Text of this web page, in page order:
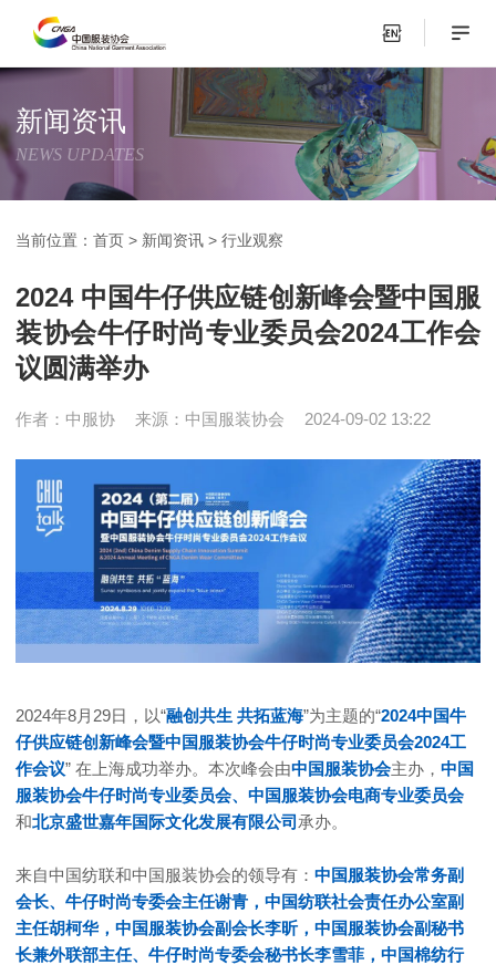
新闻资讯
NEWS UPDATES
当前位置：首页 > 新闻资讯 >行业观察
2024 中国牛仔供应链创新峰会暨中国服
装协会牛仔时尚专业委员会2024工作会
议圆满举办
作者：中服协 来源：中国服装协会 2024-09-02 13:22
2024年8月29日，以“融创共生 共拓蓝海”为主题的“2024中国牛
仔供应链创新峰会暨中国服装协会牛仔时尚专业委员会2024工
作会议” 在上海成功举办。本次峰会由中国服装协会主办，中国
服装协会牛仔时尚专业委员会、中国服装协会电商专业委员会
和北京盛世嘉年国际文化发展有限公司 承办。
来自中国纺联和中国服装协会的领导有：中国服装协会常务副
会长、牛仔时尚专委会主任谢青，中国纺联社会责任办公室副
主任胡柯华，中国服装协会副会长李昕，中国服装协会副秘书
长兼外联部主任、牛仔时尚专委会秘书长李雪菲，中国棉纺行